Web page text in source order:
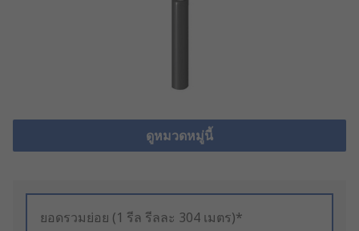
ดูหมวดหมู่นี้
ยอดรวมย่อย (1 รีล รีลละ 304 เมตร)*